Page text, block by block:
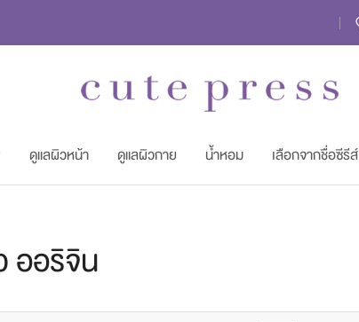
ดูแลผิวหน้า ดูแลผิวกาย น้ำหอม เลือกจากชื่อซีรีส์
ออริจิน